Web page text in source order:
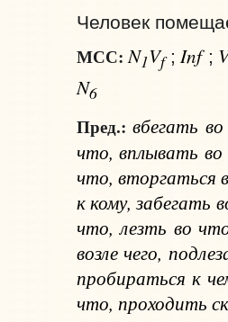
Человек
МСС: N1Vf; Inf;
N6
Пред.: вбегать
что, вплывать
что, вторгаться
к кому, забегать
что, лезть во
возле чего,
пробираться к
что, проходить